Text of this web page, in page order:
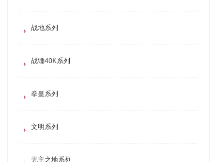
战地系列
战锤40K系列
拳皇系列
文明系列
无主之地系列